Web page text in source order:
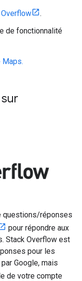
.
de fonctionnalité
questions/réponses
pour répondre aux
Stack Overflow est
pour les
Google, mais
de votre compte